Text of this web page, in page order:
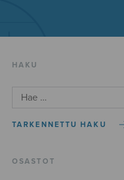
HAKU
TARKENNETTU HAKU
OSASTOT